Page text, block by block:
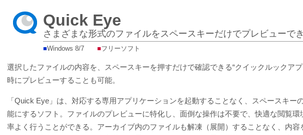
Quick Eye
さまざまな形式のファイルをスペースキーだけでプレビューで
■Windows 8/7 ■フリーソフト
選択したファイルの内容を、スペースキーを押すだけで確認できる“クイックルックア
時にプレビューすることも可能。
「Quick Eye」は、対応する専用アプリケーションを起動することなく、スペースキー
能にするソフト。ファイルのプレビューに特化し、面倒な操作は不要で、快適な閲覧
率よく行うことができる。アーカイブ内のファイルも解凍（展開）することなく、内